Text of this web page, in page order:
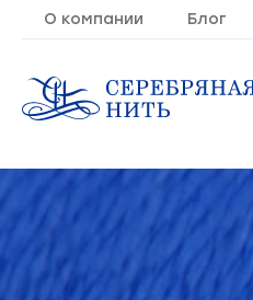
О компании Блог
Молния
Резинка